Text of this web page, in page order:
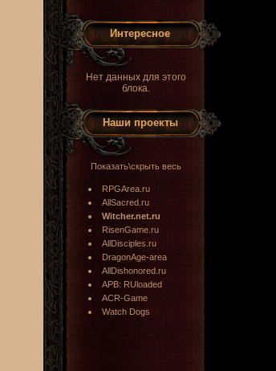
Интересное
Нет данных для этого
блока.
Наши проекты
Показать\скрыть весь
RPGArea.ru
AllSacred.ru
Witcher.net.ru
RisenGame.ru
AllDisciples.ru
DragonAge-area
AllDishonored.ru
APB: RUloaded
ACR-Game
Watch Dogs